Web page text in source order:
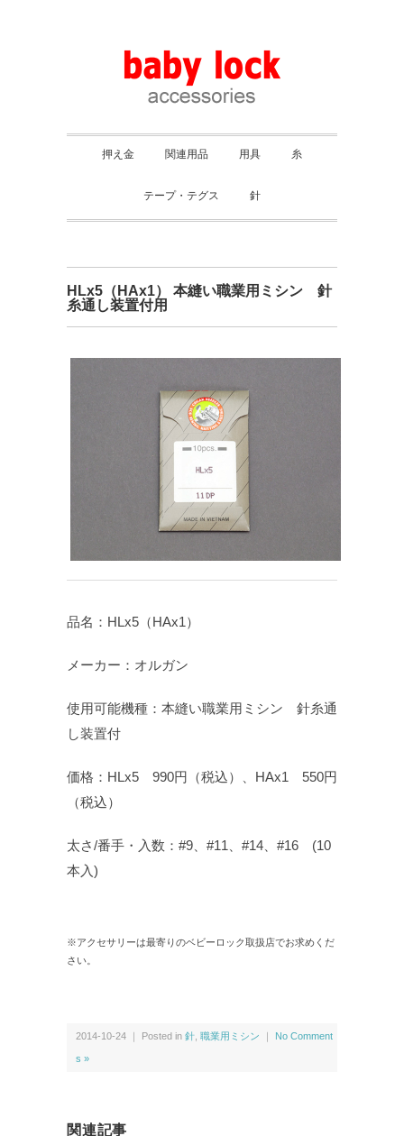
押え金 関連用品 用具 糸
テープ・テグス 針
HLx5（HAx1） 本縫い職業用ミシン 針
糸通し装置付用
品名：HLx5（HAx1）
メーカー：オルガン
使用可能機種：本縫い職業用ミシン 針糸通
し装置付
価格：HLx5 990円（税込）、HAx1 550円
（税込）
太さ/番手・入数：#9、#11、#14、#16 (10
本入)
※アクセサリーは最寄りのベビーロック取扱店でお求めくだ
さい。
2014-10-24 ｜ Posted in 針 職業用ミシン ｜ No Comment
s »
関連記事